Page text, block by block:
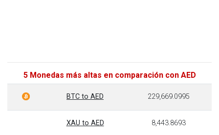
5 Monedas más altas en comparación con AED
BTC to AED 229,669.0995
XAU to AED 8,443.8693